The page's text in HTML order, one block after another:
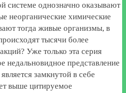
системе однозначно оказывают
неорганические химические
тогда живые организмы, в
тысячи более
Уже только эта серия
недальновидное представление
замкнутой в себе
выше цитируемое